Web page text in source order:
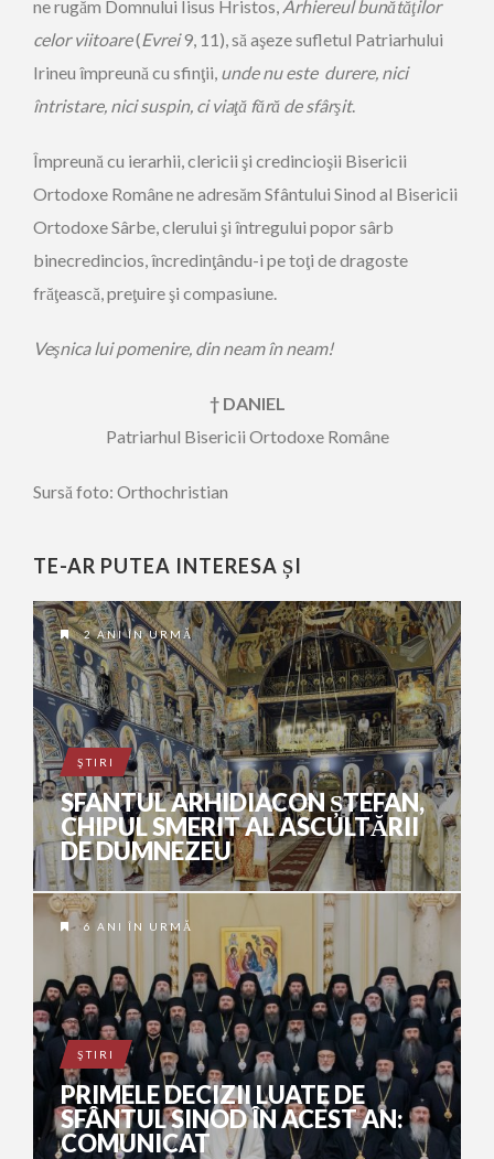
ne rugăm Domnului Iisus Hristos, Arhiereul bunătăţilor
celor viitoare(Evrei9, 11), să aşeze sufletul Patriarhului
Irineu împreună cu sfinţii, unde nu este durere, nici
întristare, nici suspin, ci viaţă fără de sfârşit.
Împreună cu ierarhii, clericii şi credincioşii Bisericii
Ortodoxe Române ne adresăm Sfântului Sinod al Bisericii
Ortodoxe Sârbe, clerului şi întregului popor sârb
binecredincios, încredinţându-i pe toţi de dragoste
frăţească, preţuire şi compasiune.
Veşnica lui pomenire, din neam în neam!
†DANIEL
Patriarhul Bisericii Ortodoxe Române
Sursă foto: Orthochristian
TE-AR PUTEA INTERESA ȘI
2 ANI ÎN URMĂ
ŞTIRI
SFANTUL ARHIDIACON ȘTEFAN,
CHIPUL SMERIT AL ASCULTĂRII
DE DUMNEZEU
6 ANI ÎN URMĂ
ŞTIRI
PRIMELE DECIZII LUATE DE
SFÂNTUL SINOD ÎN ACEST AN:
COMUNICAT